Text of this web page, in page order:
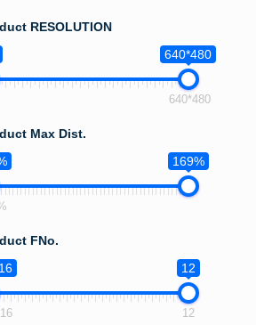
RESOLUTION
640*480
640*480
Max Dist.
169%
FNo.
12
12